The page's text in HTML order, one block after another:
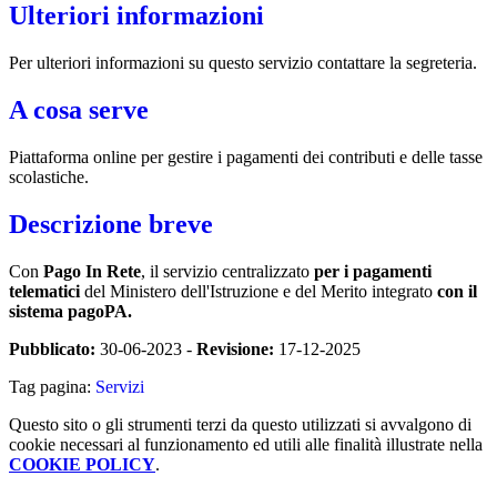
Ulteriori informazioni
Per ulteriori informazioni su questo servizio contattare la segreteria.
A cosa serve
Piattaforma online per gestire i pagamenti dei contributi e delle tasse
scolastiche.
Descrizione breve
Con Pago In Rete, il servizio centralizzato per i pagamenti
telematici del Ministero dell'Istruzione e del Merito integrato con il
sistema pagoPA.
Pubblicato: 30-06-2023 - Revisione: 17-12-2025
Tag pagina: Servizi
Questo sito o gli strumenti terzi da questo utilizzati si avvalgono di
cookie necessari al funzionamento ed utili alle finalità illustrate nella
COOKIE POLICY.